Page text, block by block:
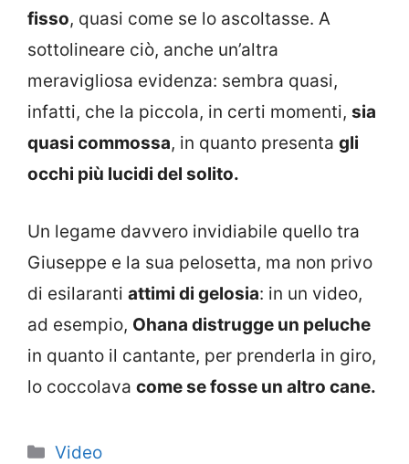
fisso, quasi come se lo ascoltasse. A
sottolineare ciò, anche un’altra
meravigliosa evidenza: sembra quasi,
infatti, che la piccola, in certi momenti, sia
quasi commossa, in quanto presenta gli
occhi più lucidi del solito.
Un legame davvero invidiabile quello tra
Giuseppe e la sua pelosetta, ma non privo
di esilaranti attimi di gelosia: in un video,
ad esempio, Ohana distrugge un peluche
in quanto il cantante, per prenderla in giro,
lo coccolava come se fosse un altro cane.
Categorie
Video